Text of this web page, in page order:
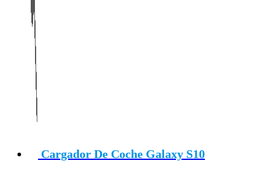
Cargador De Coche Galaxy S10